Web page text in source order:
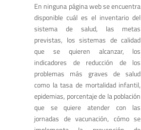
En ninguna página web se encuentra
disponible cuál es el inventario del
sistema de salud, las metas
previstas, los sistemas de calidad
que se quieren alcanzar, los
indicadores de reducción de los
problemas más graves de salud
como la tasa de mortalidad infantil,
epidemias, porcentaje de la población
que se quiere atender con las
jornadas de vacunación, cómo se